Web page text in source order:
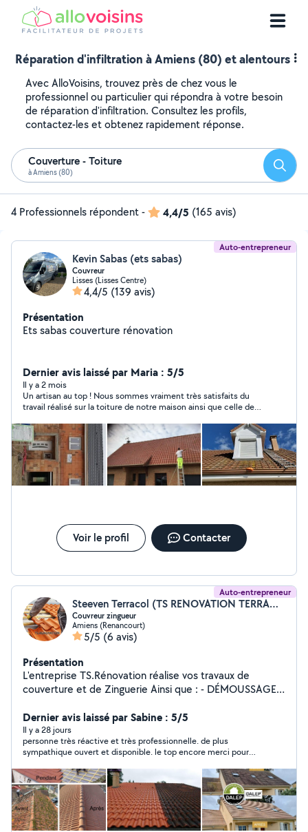
Réparation d'infiltration à Amiens (80) et alentours
Avec AlloVoisins, trouvez près de chez vous le
professionnel ou particulier qui répondra à votre besoin
de réparation d'infiltration. Consultez les profils,
contactez-les et obtenez rapidement réponse.
Couverture - Toiture
à Amiens (80)
4 Professionnels répondent- 4,4/5 (165 avis)
Auto-entrepreneur
Kevin Sabas (ets sabas)
Couvreur
Lisses (Lisses Centre)
4,4/5 (139 avis)
Présentation
Ets sabas couverture rénovation
Dernier avis laissé par Maria : 5/5
Il y a 2 mois
Un artisan au top ! Nous sommes vraiment très satisfaits du
travail réalisé sur la toiture de notre maison ainsi que celle de
professionnelle, sérieuse, charmante et toujours de bons
conseils. Tellement contents du résultat que nous lui avons
déjà confié la façade et les côtés de la maison. Nous le
recommandons vivement et resterons ses clients sans
hésitation !
Voir le profil Contacter
Auto-entrepreneur
Steeven Terracol (TS RENOVATION TERRACOL)
Couvreur zingueur
Amiens (Renancourt)
5/5 (6 avis)
Présentation
L'entreprise TS.Rénovation réalise vos travaux de
couverture et de Zinguerie Ainsi que : - DÉMOUSSAGE
D'ÉTANCHÉITÉ HYDROFUGE SUR -FAÇADE ET TOITURE
- RAVALEMENT DE PEINTURE À BASE DE -RÉSINE SUR
(FAÇADE ET TOITURE) - RECHERCHE DE FUITE -
NETTOYAGE ET RÉPARATION DE -GOUTTIÈRE - POSE
DE GOUTTIÈRE (ZINC/PVC ETC...) - RÉNOVATION DE
BOISERIES VOLET -CACHES-MOINEAUX -POSE DE
BARDAGE (PVC OU BOIS) - RÉPARATION DE FAÎTAGE
EN BÉTON OÙ EN -CLOSOIR VENTILÉ - INTERVENTION
D'URGENCE 24/24H -DEVIS ET DÉPLACEMENT
Dernier avis laissé par Sabine : 5/5
Il y a 28 jours
personne très réactive et très professionnelle. de plus
sympathique ouvert et disponible. le top encore merci pour